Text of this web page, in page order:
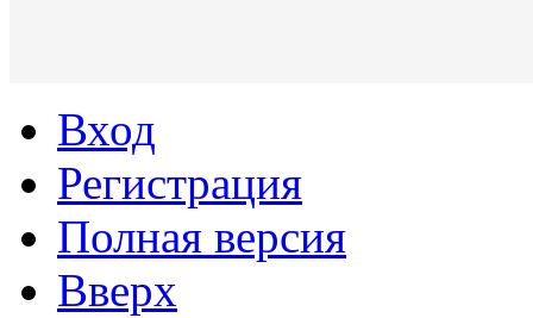
Вход
Регистрация
Полная версия
Вверх